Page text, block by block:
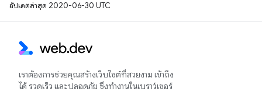
อัปเดตล่าสุด 2020-06-30 UTC
เราต้องการช่วยคุณสร้างเว็บไซต์ที่สวยงาม เข้าถึง
ได้ รวดเร็ว และปลอดภัย ซึ่งทำงานในเบราว์เซอร์